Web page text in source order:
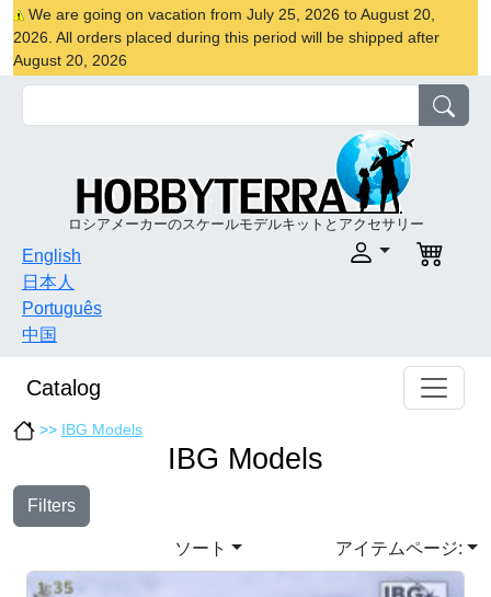
We are going on vacation from July 25, 2026 to August 20,
2026. All orders placed during this period will be shipped after
August 20, 2026
ロシアメーカーのスケールモデルキットとアクセサリー
English
日本人
Português
中国
Catalog
>> IBG Models
IBG Models
Filters
ソート アイテムページ: